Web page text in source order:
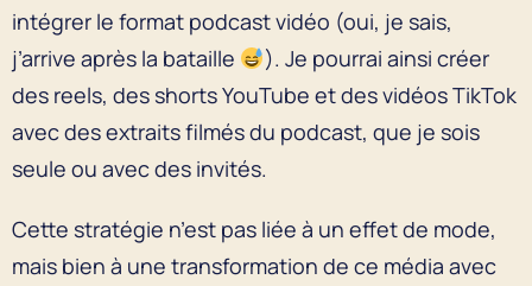
intégrer le format podcast vidéo (oui, je sais,
j’arrive après la bataille
). Je pourrai ainsi créer
des reels, des shorts YouTube et des vidéos TikTok
avec des extraits filmés du podcast, que je sois
seule ou avec des invités.
Cette stratégie n’est pas liée à un effet de mode,
mais bien à une transformation de ce média avec